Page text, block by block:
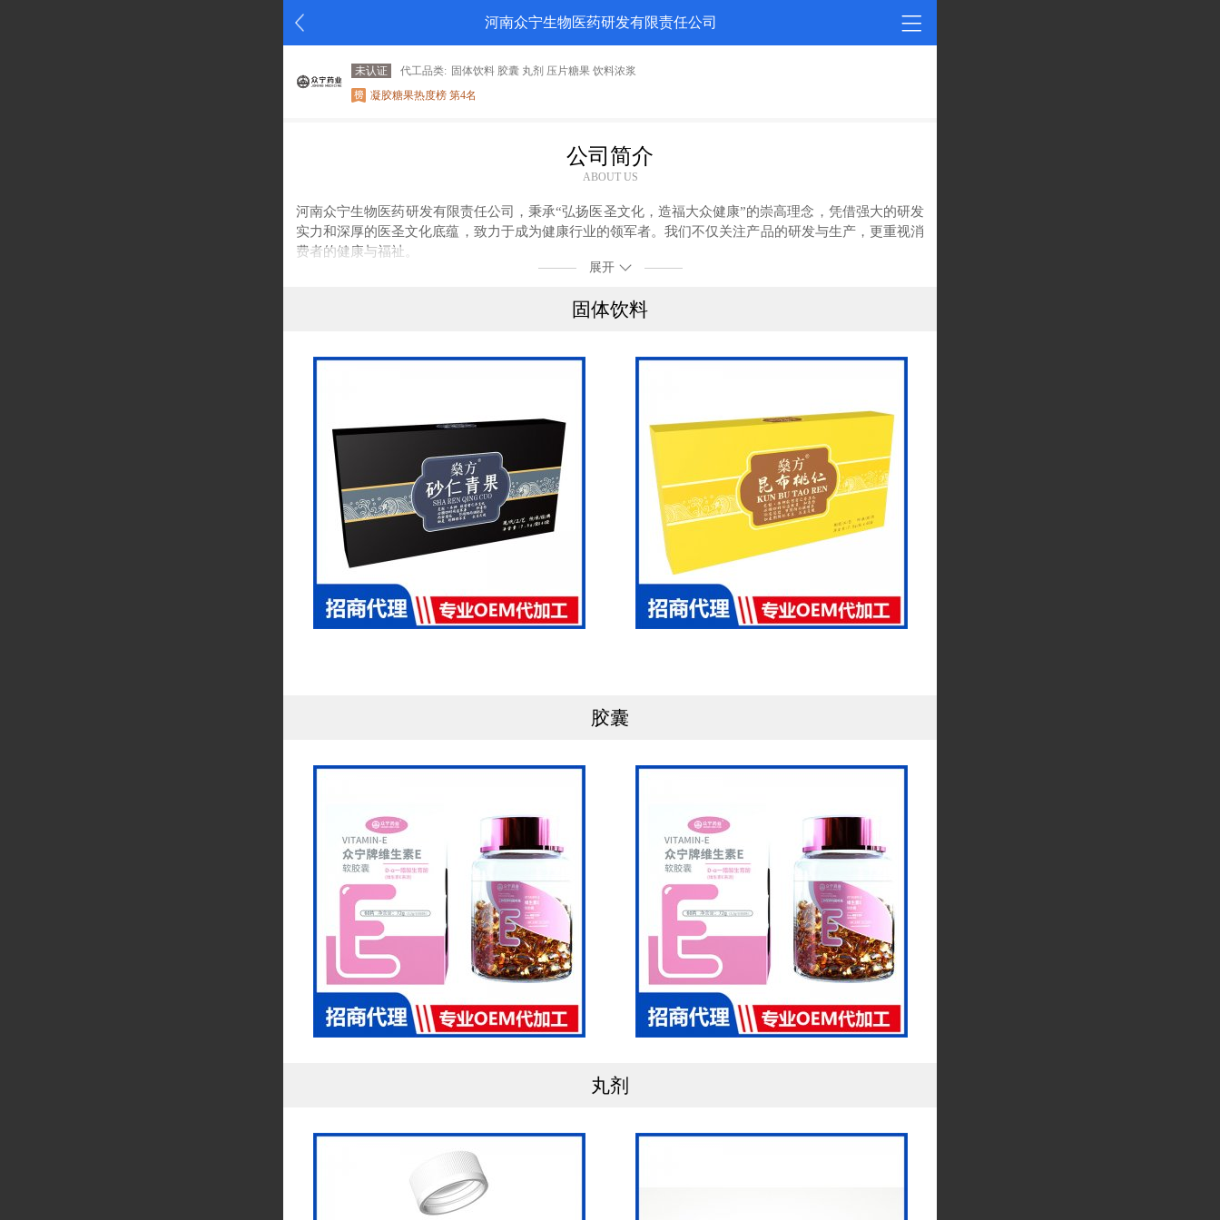
河南众宁生物医药研发有限责任公司
未认证 代工品类: 固体饮料 胶囊 丸剂 压片糖果 饮料浓浆
凝胶糖果热度榜 第4名
公司简介
ABOUT US
河南众宁生物医药研发有限责任公司，秉承“弘扬医圣文化，造福大众健康”的崇高理念，凭借强大的研发
实力和深厚的医圣文化底蕴，致力于成为健康行业的领军者。我们不仅关注产品的研发与生产，更重视消
费者的健康与福祉。
在生产设备上，我们投入巨资引进国际先进的生产技术和设备，确保产品的高品质和安全性。我们的研发
团队由一群热衷于健康事业的专家和学者组成，他们在营养学、生物学、制药工程等领域有着深厚的造
公司非常重视研发的投入，每年都将营收的很大一部分投入到研发中，以确保我们在健康产品领域的技术
领先地位。同时，我们拥有专业的培训团队，为代理商和客户提供全方位的培训和支持，帮助他们更好地
了解产品、开拓市场和提高销售业绩。
我们的产品线涵盖了营养食品、保健食品、美容护肤产品、日用护理产品和健康家居产品等，每一款产品
都凝聚了我们的匠心独运和科技智慧。我们坚信，只有真正以人为本，以消费者为中心，才能创造出真正
有价值的产品。
在未来的发展中，河南众宁生物医药研发有限责任公司将继续坚守“弘扬医圣文化，造福大众健康”的初
范》和食品相关标准生产 ，检测设备设施处于国内领先地位，大型仪器均配备有审计追踪系统，确保产
品质量的可追溯。
品质保障,在"药材好 ， 药才好"的理念指引下 ， 为了从源头上把控药材质量 ，做到药材"真实、优质、稳
定、可控" ，公司跟全国多个道地药材产区优质道地药材供应商合作 ，确保为消费者提供放心、 安全的
展开
固体饮料
胶囊
丸剂